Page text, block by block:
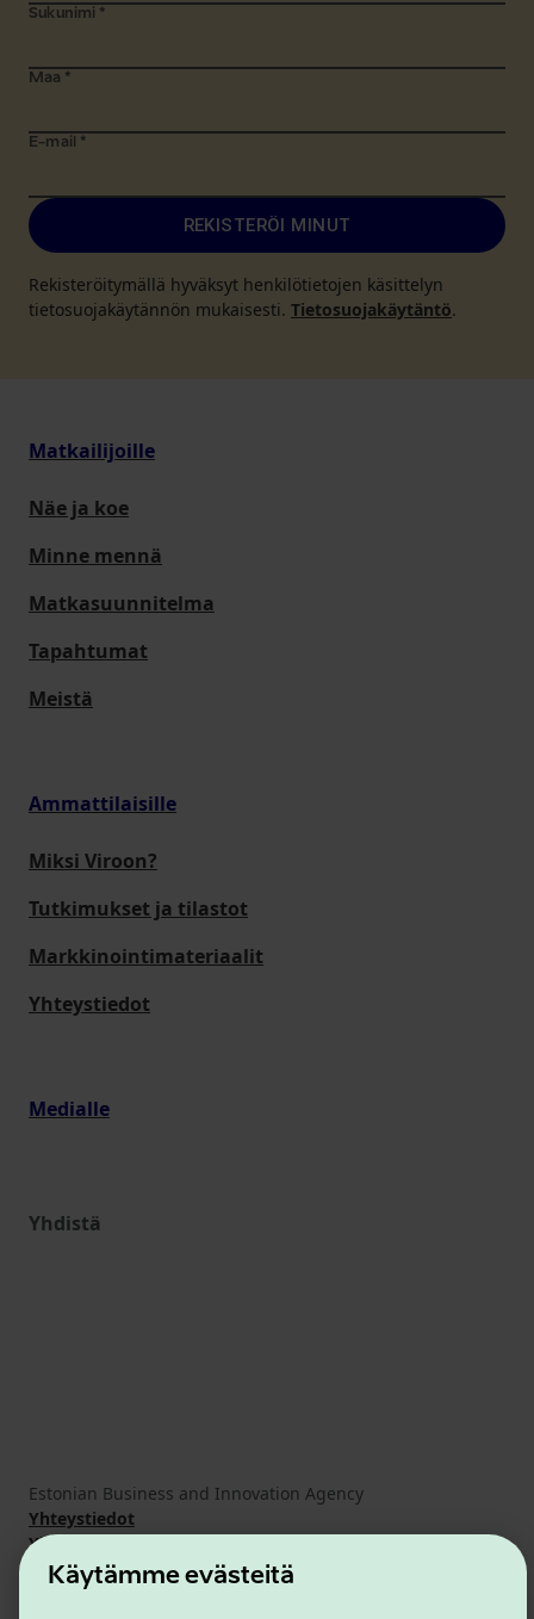
Käytämme evästeitä
Sukunimi *
Maa *
E-mail *
REKISTERÖI MINUT
Rekisteröitymällä hyväksyt henkilötietojen käsittelyn
tietosuojakäytännön mukaisesti. Tietosuojakäytäntö.
Matkailijoille
Näe ja koe
Minne mennä
Matkasuunnitelma
Tapahtumat
Meistä
Ammattilaisille
Miksi Viroon?
Tutkimukset ja tilastot
Markkinointimateriaalit
Yhteystiedot
Medialle
Yhdistä
Estonian Business and Innovation Agency
Yhteystiedot
Yhteistyökumppanit
Käyttöehdot
Eväste- ja tietosuojakäytäntö